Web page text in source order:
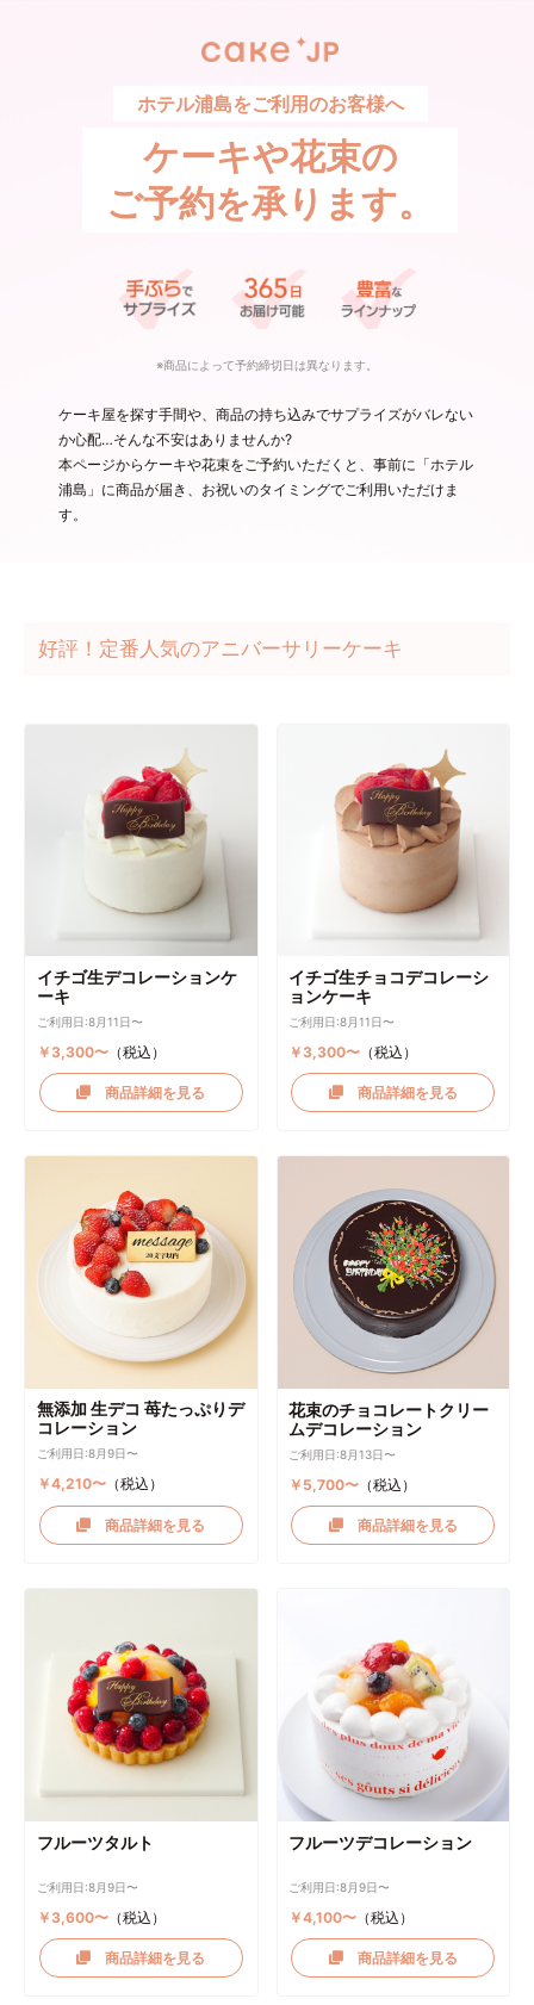
ホテル浦島をご利用のお客様へ
ケーキや花束の
ご予約を承ります。
※商品によって予約締切日は異なります。
ケーキ屋を探す手間や、商品の持ち込みでサプライズがバレない
か心配…そんな不安はありませんか?
本ページからケーキや花束をご予約いただくと、事前に「ホテル
浦島」に商品が届き、お祝いのタイミングでご利用いただけま
す。
好評！定番人気のアニバーサリーケーキ
イチゴ生デコレーションケ
ーキ
ご利用日:8月11日〜
￥3,300〜（税込）
商品詳細を見る
イチゴ生チョコデコレーシ
ョンケーキ
ご利用日:8月11日〜
￥3,300〜 （税込）
商品詳細を見る
無添加 生デコ 苺たっぷりデ
コレーション
ご利用日:8月9日〜
￥4,210〜（税込）
商品詳細を見る
花束のチョコレートクリー
ムデコレーション
ご利用日:8月13日〜
￥5,700〜 （税込）
商品詳細を見る
フルーツタルト
ご利用日:8月9日〜
￥3,600〜（税込）
商品詳細を見る
フルーツデコレーション
ご利用日:8月9日〜
￥4,100〜 （税込）
商品詳細を見る